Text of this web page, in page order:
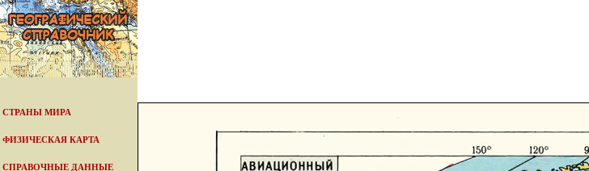
СТРАНЫ МИРА
ФИЗИЧЕСКАЯ КАРТА
СПРАВОЧНЫЕ ДАННЫЕ